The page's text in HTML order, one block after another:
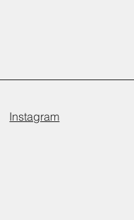
Instagram